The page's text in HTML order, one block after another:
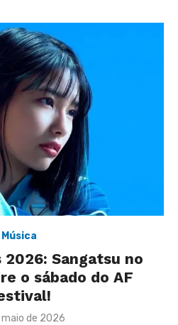
Música
Sangatsu no
o sábado do AF
de 2026